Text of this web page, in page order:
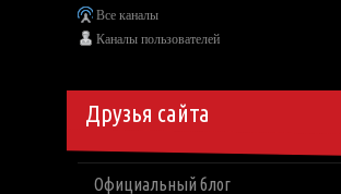
Все каналы
Каналы пользователей
Друзья сайта
Официальный блог